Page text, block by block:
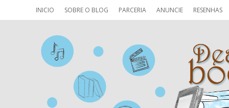
INICIO SOBRE O BLOG PARCERIA ANUNCIE RESENHAS